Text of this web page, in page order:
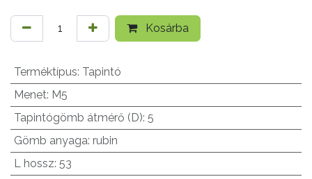
Kosárba
Terméktípus: Tapintó
Menet: M5
Tapintógömb átmérő (D): 5
Gömb anyaga: rubin
L hossz: 53